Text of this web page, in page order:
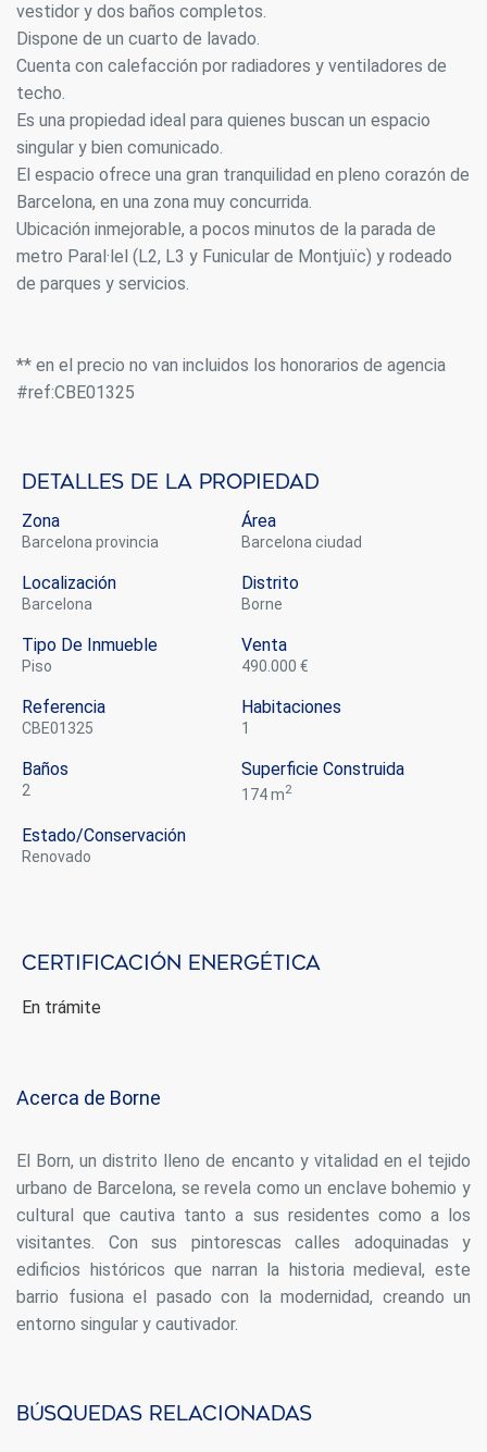
vestidor y dos baños completos.
Dispone de un cuarto de lavado.
Cuenta con calefacción por radiadores y ventiladores de
techo.
Es una propiedad ideal para quienes buscan un espacio
singular y bien comunicado.
El espacio ofrece una gran tranquilidad en pleno corazón de
Barcelona, en una zona muy concurrida.
Ubicación inmejorable, a pocos minutos de la parada de
metro Paral·lel (L2, L3 y Funicular de Montjuïc) y rodeado
de parques y servicios.
** en el precio no van incluidos los honorarios de agencia
#ref:CBE01325
Detalles de la propiedad
Zona
Barcelona provincia
Área
Barcelona ciudad
Localización
Barcelona
Distrito
Borne
Tipo De Inmueble
piso
Venta
490.000 €
Referencia
CBE01325
Habitaciones
1
Baños
2
Superficie Construida
174 m2
Estado/conservación
renovado
Certificación energética
En trámite
Acerca de Borne
El Born, un distrito lleno de encanto y vitalidad en el tejido
urbano de Barcelona, se revela como un enclave bohemio y
cultural que cautiva tanto a sus residentes como a los
visitantes. Con sus pintorescas calles adoquinadas y
edificios históricos que narran la historia medieval, este
barrio fusiona el pasado con la modernidad, creando un
entorno singular y cautivador.
Búsquedas relacionadas
Modificar cookies
Este sitio web utiliza Cookies propias para recopilar